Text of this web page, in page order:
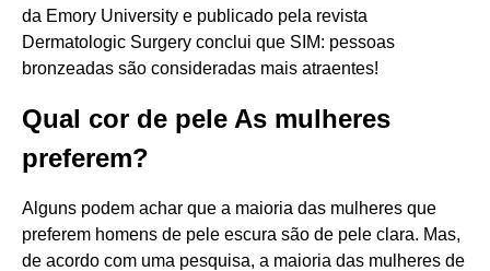
da Emory University e publicado pela revista
Dermatologic Surgery conclui que SIM: pessoas
bronzeadas são consideradas mais atraentes!
Qual cor de pele As mulheres
preferem?
Alguns podem achar que a maioria das mulheres que
preferem homens de pele escura são de pele clara. Mas,
de acordo com uma pesquisa, a maioria das mulheres de